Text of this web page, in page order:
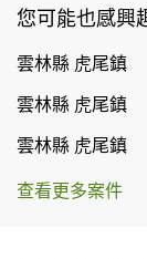
您可能也感興
雲林縣 虎尾鎮
雲林縣 虎尾鎮
雲林縣 虎尾鎮
查看更多案件